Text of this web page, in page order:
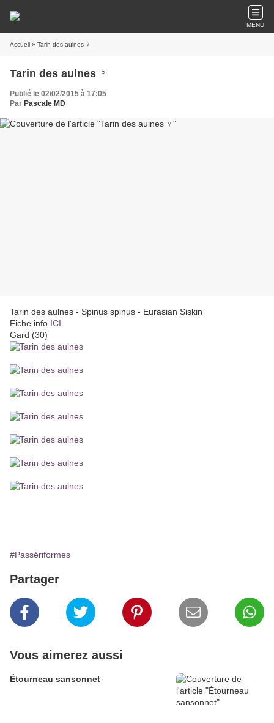
MENU
Accueil » Tarin des aulnes ♀
Tarin des aulnes ♀
Publié le 02/02/2015 à 17:05
Par Pascale MD
Tarin des aulnes - Spinus spinus - Eurasian Siskin
Fiche info ICI
Gard (30)
#Passériformes
Partager
Vous aimerez aussi
Étourneau sansonnet